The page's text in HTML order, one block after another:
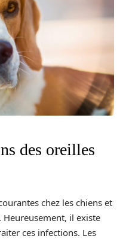
des oreilles
chez les chiens et
il existe
ces infections. Les